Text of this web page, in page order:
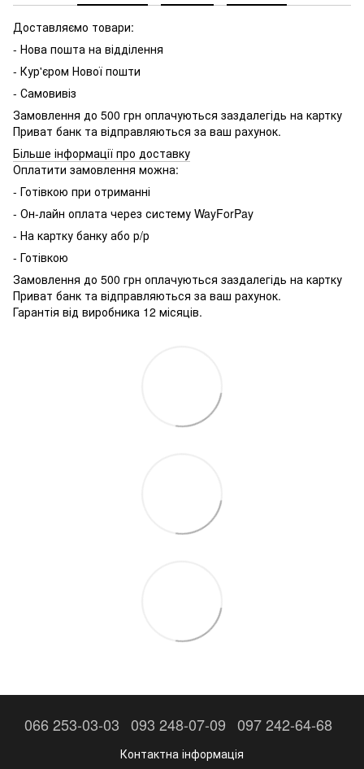
Доставляємо товари:
- Нова пошта на відділення
- Кур'єром Нової пошти
- Самовивіз
Замовлення до 500 грн оплачуються заздалегідь на картку
Приват банк та відправляються за ваш рахунок.
Більше інформації про доставку
Оплатити замовлення можна:
- Готівкою при отриманні
- Он-лайн оплата через систему WayForPay
- На картку банку або р/р
- Готівкою
Замовлення до 500 грн оплачуються заздалегідь на картку
Приват банк та відправляються за ваш рахунок.
Гарантія від виробника 12 місяців.
066 253-03-03 093 248-07-09 097 242-64-68
Контактна інформація